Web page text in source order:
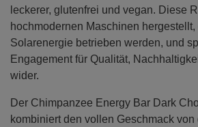
leckerer, glutenfrei und vegan. Diese
hochmodernen Maschinen
Solarenergie betrieben werden, und
Engagement für Qualität,
wider.
Der Chimpanzee Energy Bar Dark
kombiniert den vollen Geschmack